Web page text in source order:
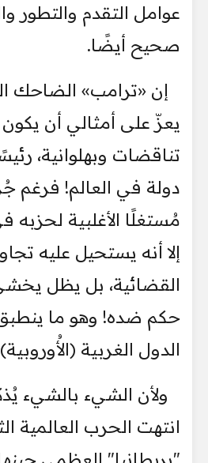
عوامل التقدم والتطور
صحيح أيضًا.
إن «ترامب» الضاحك
يعزّ على أمثالي أن
تناقضات وبهلوانية،
دولة في العالم! فرغم
مُستغلًا الأغلبية
إلا أنه يستحيل عليه
القضائية، بل يظل
حكم ضده! وهو ما
الدول الغربية
​ولأن الشيء بالشيء
انتهت الحرب العالمية